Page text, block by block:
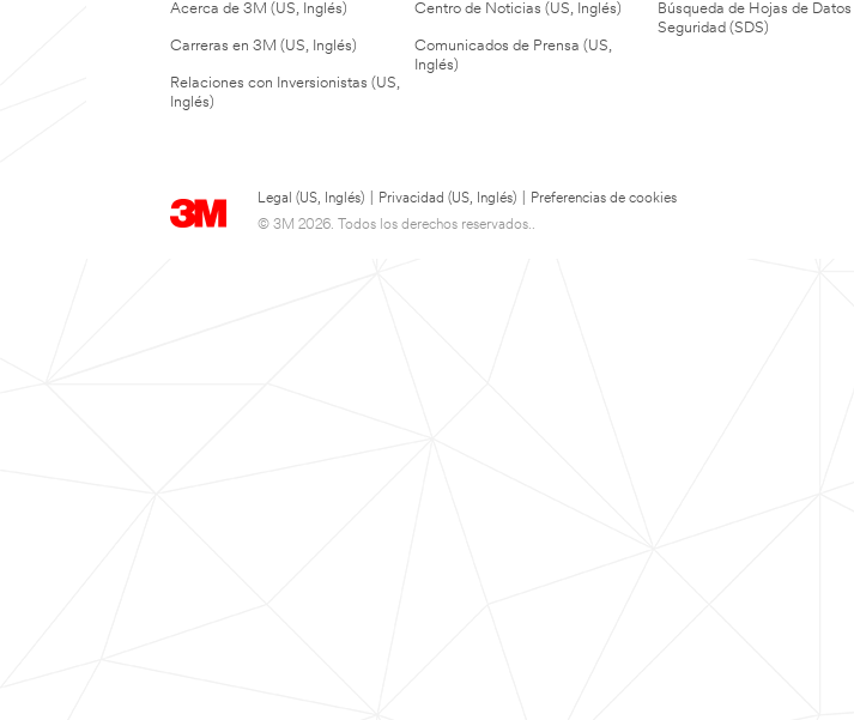
Acerca de 3M (US, Inglés)
Carreras en 3M (US, Inglés)
Relaciones con Inversionistas (US,
Inglés)
Centro de Noticias (US, Inglés)
Comunicados de Prensa (US,
Inglés)
Búsqueda de Hojas de Datos
Seguridad (SDS)
Legal (US, Inglés) Privacidad (US, Inglés)
Preferencias de cookies
© 3M 2026. Todos los derechos reservados..